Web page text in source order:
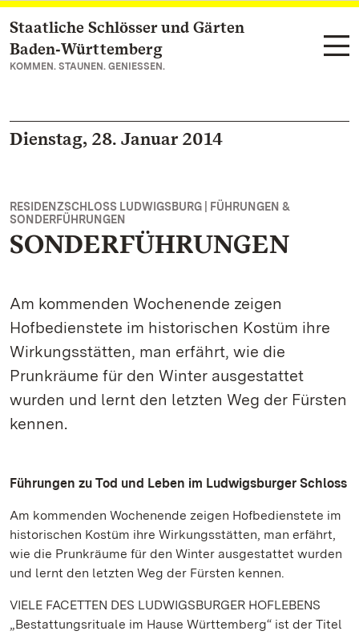
Zum Hauptinhalt springen
Staatliche Schlösser und Gärten
Baden‑Württemberg
KOMMEN. STAUNEN. GENIESSEN.
Dienstag, 28. Januar 2014
RESIDENZSCHLOSS LUDWIGSBURG | FÜHRUNGEN &
SONDERFÜHRUNGEN
SONDERFÜHRUNGEN
Am kommenden Wochenende zeigen
Hofbedienstete im historischen Kostüm ihre
Wirkungsstätten, man erfährt, wie die
Prunkräume für den Winter ausgestattet
wurden und lernt den letzten Weg der Fürsten
kennen.
Führungen zu Tod und Leben im Ludwigsburger Schloss
Am kommenden Wochenende zeigen Hofbedienstete im
historischen Kostüm ihre Wirkungsstätten, man erfährt,
wie die Prunkräume für den Winter ausgestattet wurden
und lernt den letzten Weg der Fürsten kennen.
VIELE FACETTEN DES LUDWIGSBURGER HOFLEBENS
„Bestattungsrituale im Hause Württemberg“ ist der Titel